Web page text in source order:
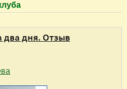
два дня. Отзыв